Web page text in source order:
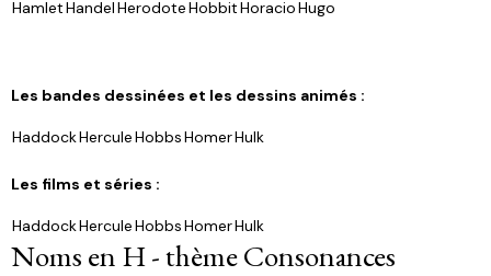
HamletHandelHerodoteHobbitHoracioHugo
Les bandes dessinées et les dessins animés :
HaddockHerculeHobbsHomerHulk
Les films et séries :
HaddockHerculeHobbsHomerHulk
Noms en H - thème Consonances